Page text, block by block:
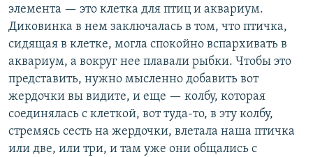
элемента — это клетка для птиц и аквариум.
Диковинка в нем заключалась в том, что птичка,
сидящая в клетке, могла спокойно вспархивать в
аквариум, а вокруг нее плавали рыбки. Чтобы это
представить, нужно мысленно добавить вот
жердочки вы видите, и еще — колбу, которая
соединялась с клеткой, вот туда-то, в эту колбу,
стремясь сесть на жердочки, влетала наша птичка
или две, или три, и там уже они общались с